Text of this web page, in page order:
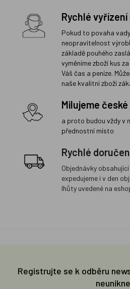
Rychlé
Pokud to povaha
neopravitelnost
základě pouhého
vyměníme zboží kus
Váš čas a peníze.
naše kvalitní zboží
Milujeme
a proto budou vždy v
přednostní místo
Rychlé
Objednávky
expedujeme i v den
lhůty uvedené na
Registrujte se k odběru
neunikne